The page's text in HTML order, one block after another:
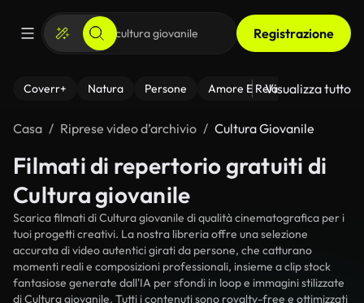
Registrazione
Coverr+ Natura Persone Amore E Relazioni Il
Visualizza tutto
Casa Riprese video d’archivio Cultura Giovanile
Filmati di repertorio gratuiti di
Cultura giovanile
Scarica filmati di Cultura giovanile di qualità cinematografica per i
tuoi progetti creativi. La nostra libreria offre una selezione
accurata di video autentici girati da persone, che catturano
momenti reali e composizioni professionali, insieme a clip stock
fantasiose generate dall'IA per sfondi in loop e immagini stilizzate
di Cultura giovanile. Tutti i contenuti sono royalty-free e ottimizzati